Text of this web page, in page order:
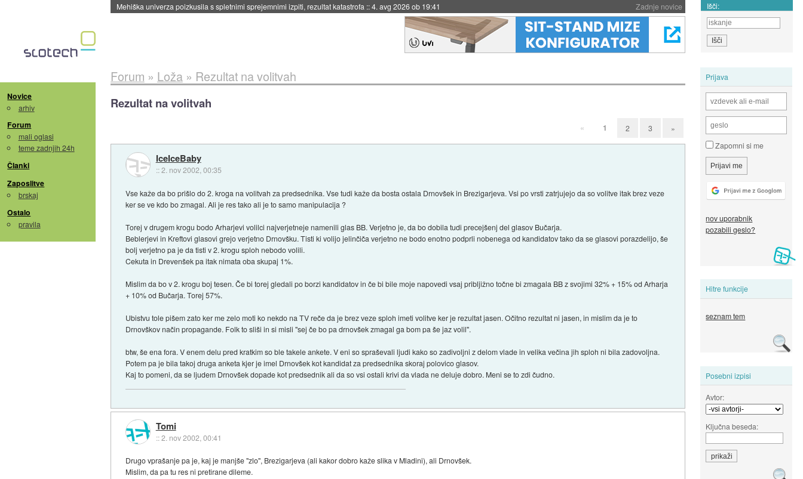
Zadnje novice
Evropska vesoljska agencija razvija svojo raketo za večkratno uporabo::4. avg 2026 ob 19:41 Išči:
Novice
arhiv
Forum
mali oglasi
teme zadnjih 24h
Članki
Zaposlitve
brskaj
Ostalo
pravila
Prijava
Zapomni si me
nov uporabnik
pozabili geslo?
Hitre funkcije
seznam tem
Posebni izpisi
Avtor:
Ključna beseda:
Forum » Loža» Rezultat na volitvah
Rezultat na volitvah
« 1 2 3 »
IceIceBaby
::2. nov 2002, 00:35
Vse kaže da bo prišlo do 2. kroga na volitvah za predsednika. Vse tudi kaže da bosta ostala Drnovšek in Brezigarjeva. Vsi po vrsti zatrjujejo da so volitve itak brez veze
ker se ve kdo bo zmagal. Ali je res tako ali je to samo manipulacija ?
Torej v drugem krogu bodo Arharjevi volilci najverjetneje namenili glas BB. Verjetno je, da bo dobila tudi precejšenj del glasov Bučarja.
Beblerjevi in Kreftovi glasovi grejo verjetno Drnovšku. Tisti ki volijo jelinčiča verjetno ne bodo enotno podprli nobenega od kandidatov tako da se glasovi porazdelijo, še
bolj verjetno pa je da tisti v 2. krogu sploh nebodo volili.
Cekuta in Drevenšek pa itak nimata oba skupaj 1%.
Mislim da bo v 2. krogu boj tesen. Če bi torej gledali po borzi kandidatov in če bi bile moje napovedi vsaj pribljižno točne bi zmagala BB z svojimi 32% + 15% od Arharja
+ 10% od Bučarja. Torej 57%.
Ubistvu tole pišem zato ker me zelo moti ko nekdo na TV reče da je brez veze sploh imeti volitve ker je rezultat jasen. Očitno rezultat ni jasen, in mislim da je to
Drnovškov način propagande. Folk to sliši in si misli "sej če bo pa drnovšek zmagal ga bom pa še jaz volil".
btw, še ena fora. V enem delu pred kratkim so ble takele ankete. V eni so spraševali ljudi kako so zadivoljni z delom vlade in velika večina jih sploh ni bila zadovoljna.
Potem pa je bila takoj druga anketa kjer je imel Drnovšek kot kandidat za predsednika skoraj polovico glasov.
Kaj to pomeni, da se ljudem Drnovšek dopade kot predsednik ali da so vsi ostali krivi da vlada ne deluje dobro. Meni se to zdi čudno.
Tomi
::2. nov 2002, 00:41
Drugo vprašanje pa je, kaj je manjše "zlo", Brezigarjeva (ali kakor dobro kaže slika v Mladini), ali Drnovšek.
Mislim, da pa tu res ni pretirane dileme.